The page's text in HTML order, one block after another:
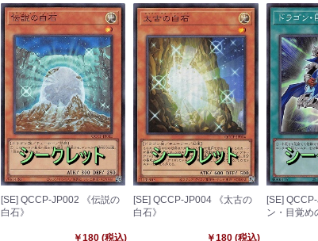
[SE] QCCP-JP002 《伝説の
白石》
￥180 (税込)
[SE] QCCP-JP004 《太古の
白石》
￥180 (税込)
[SE]
ン・目覚め